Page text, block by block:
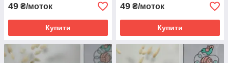
49 ₴/моток
Купити
49 ₴/моток
Купити